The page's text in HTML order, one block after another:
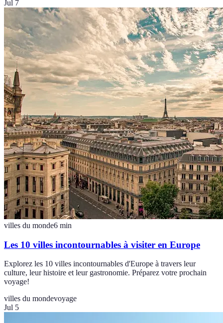
Jul 7
villes du monde6 min
Les 10 villes incontournables à visiter en Europe
Explorez les 10 villes incontournables d'Europe à travers leur
culture, leur histoire et leur gastronomie. Préparez votre prochain
voyage!
villes du mondevoyage
Jul 5